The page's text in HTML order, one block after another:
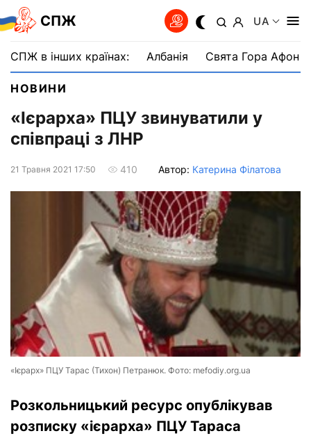
СПЖ UA
СПЖ в інших країнах: Албанія Свята Гора Афон
НОВИНИ
«Ієрарха» ПЦУ звинуватили у
співпраці з ЛНР
21 Травня 2021 17:50 410 Автор: Катерина Філатова
«Ієрарх» ПЦУ Тарас (Тихон) Петранюк. Фото: mefodiy.org.ua
Розкольницький ресурс опублікував
розписку «ієрарха» ПЦУ Тараса